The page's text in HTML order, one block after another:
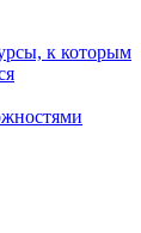
к которым